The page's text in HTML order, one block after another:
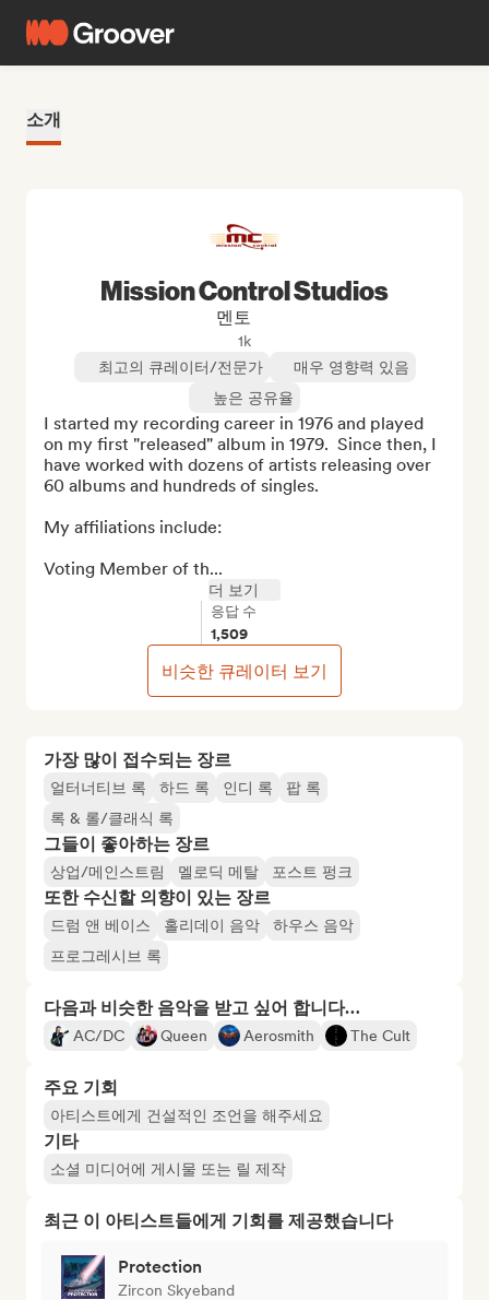
소개
가장 많이 접수되는 장르
얼터너티브 록 하드 록 인디 록
팝 록
록 & 롤/클래식 록
그들이 좋아하는 장르
상업/메인스트림 멜로딕 메탈 포스트 펑크
또한 수신할 의향이 있는 장르
드럼 앤 베이스 홀리데이 음악
하우스 음악
프로그레시브 록
다음과 비슷한 음악을 받고 싶어 합니다…
AC/DC Queen Aerosmith The Cult
주요 기회
아티스트에게 건설적인 조언을 해주세요
기타
소셜 미디어에 게시물 또는 릴 제작
최근 이 아티스트들에게 기회를 제공했습니다
Protection
Zircon Skyeband
Mission Control Studios
멘토
1k
최고의 큐레이터/전문가
매우 영향력 있음
높은 공유율
I started my recording career in 1976 and played
on my first "released" album in 1979.  Since then, I
have worked with dozens of artists releasing over
60 albums and hundreds of singles.
My affiliations include:
Voting Member of th...
더 보기
응답 수
1,509
비슷한 큐레이터 보기